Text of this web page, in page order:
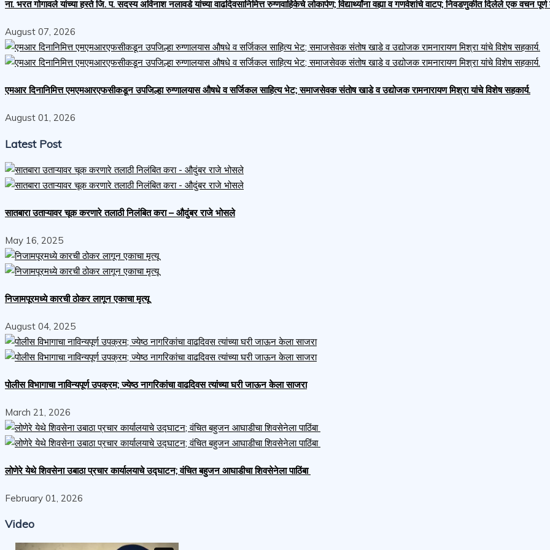
ना. भरत गोगावले यांच्या हस्ते जि. प. सदस्य अविनाश नलावडे यांच्या वाढदिवसानिमित्त रुग्णवाहिकेचे लोकार्पण; विद्यार्थ्यांना वह्या व गणवेशांचे वाटप; निवडणुकीत दिलेले एक वचन
August 07, 2026
एमआर दिनानिमित्त एमएमआरएफसीकडून उपजिल्हा रुग्णालयास औषधे व सर्जिकल साहित्य भेट; समाजसेवक संतोष खाडे व उद्योजक रामनारायण मिश्रा यांचे विशेष सहकार्य.
August 01, 2026
Latest Post
सातबारा उताऱ्यावर चूक करणारे तलाठी निलंबित करा – औदुंबर राजे भोसले
May 16, 2025
निजामपूरमध्ये कारची ठोकर लागून एकाचा मृत्यू
August 04, 2025
पोलीस विभागाचा नाविन्यपूर्ण उपक्रम; ज्येष्ठ नागरिकांचा वाढदिवस त्यांच्या घरी जाऊन केला साजरा
March 21, 2026
लोणेरे येथे शिवसेना उबाठा प्रचार कार्यालयाचे उद्घाटन; वंचित बहुजन आघाडीचा शिवसेनेला पाठिंबा
February 01, 2026
Video